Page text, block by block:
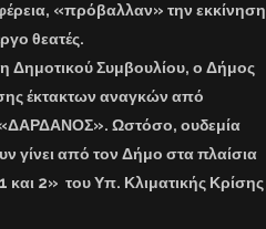
«πρόβαλλαν» την εκκίνηση
θεατές.
Συμβουλίου, ο Δήμος
έκτακτων αναγκών από
«ΔΑΡΔΑΝΟΣ». Ωστόσο, ουδεμία
γίνει από τον Δήμο στα πλαίσια
2» του Υπ. Κλιματικής Κρίσης